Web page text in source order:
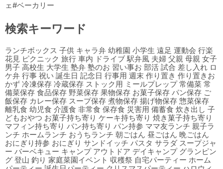
ェ#ベーカリー
検索キーワード
ランチボックス 子供 キャラ弁 幼稚園 小学生 遠足 運動会 行楽
花見 ピクニック 旅行 車内 ドライブ 駅弁風 夫婦 父親 母親 女子
男子 高校生 大学生 塾弁 塾のお 習い事お 部活 試合 差し入れ ロ
ケ弁 行事 祝い 誕生日 記念日 行事用 週末 作り置き 作り置きお
かず 冷凍保存 冷蔵保存 ストック用 ミールプレップ 常備菜 常
備菜保存 食品保存 野菜保存 果物保存 お菓子保存 パン保存 ご
飯保存 カレー保存 スープ保存 煮物保存 揚げ物保存 惣菜保存
離乳食 幼児食 介護食 非常食 保存食 災害用 備蓄食 炊き出し 子
どもおやつ お菓子持ち寄り ケーキ持ち寄り 焼き菓子持ち寄り
マフィン持ち寄り パン持ち寄り パン持参 ママ友ランチ 親子ラ
ンチ ホームランチ おうちランチ 朝ごはん 昼ごはん 晩ごはん
おにぎり持参 おにぎり サンドイッチ パスタ サラダ スープジャ
ー バーベキュー キャンプ アウトドア デイキャンプ グランピン
グ 登山 釣り 家庭菜園イベント 収穫祭 自宅パーティー ホーム